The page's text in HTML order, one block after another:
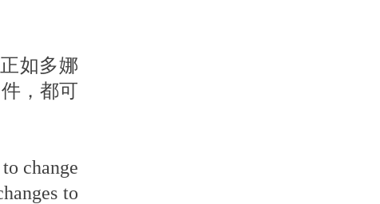
如多娜
，都可
change
to